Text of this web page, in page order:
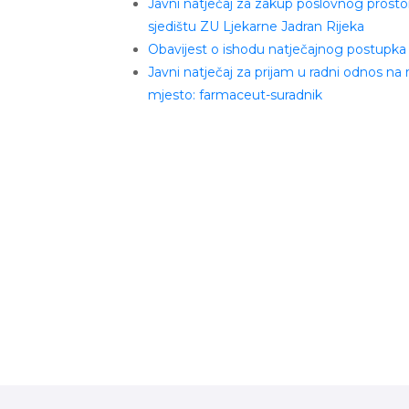
Javni natječaj za zakup poslovnog
sjedištu ZU Ljekarne Jadran Rijeka
Obavijest o ishodu natječajnog postupka
Javni natječaj za prijam u radni odnos na
mjesto: farmaceut-suradnik